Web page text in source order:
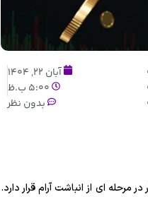
آبان 22, 1404
5:00 ب.ظ
بدون نظر
در مرحله ای از انباشت آرام قرار دارد.